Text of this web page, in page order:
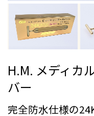
H.M. メディカ
バー
完全防水仕様の